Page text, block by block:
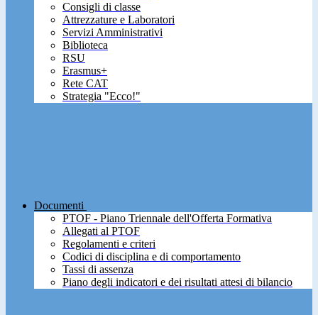
Consigli di classe
Attrezzature e Laboratori
Servizi Amministrativi
Biblioteca
RSU
Erasmus+
Rete CAT
Strategia "Ecco!"
Documenti
PTOF - Piano Triennale dell'Offerta Formativa
Allegati al PTOF
Regolamenti e criteri
Codici di disciplina e di comportamento
Tassi di assenza
Piano degli indicatori e dei risultati attesi di bilancio